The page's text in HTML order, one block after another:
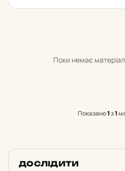
Поки немає
Показано1з1
ДОСЛІДИТИ